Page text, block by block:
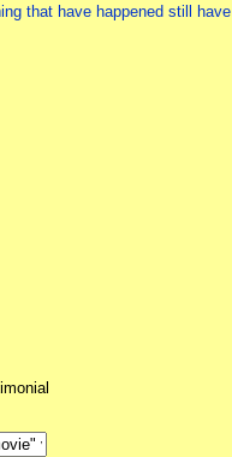
that have happened still have